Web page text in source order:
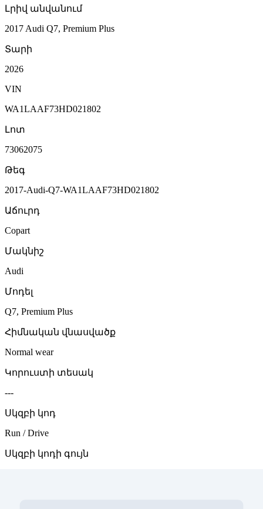
Լրիվ անվանում
2017 Audi Q7, Premium Plus
Տարի
2026
VIN
WA1LAAF73HD021802
Լոտ
73062075
Թեգ
2017-Audi-Q7-WA1LAAF73HD021802
Աճուրդ
Copart
Մակնիշ
Audi
Մոդել
Q7, Premium Plus
Հիմնական վնասվածք
Normal wear
Կորուստի տեսակ
---
Սկզբի կոդ
Run / Drive
Սկզբի կոդի գույն